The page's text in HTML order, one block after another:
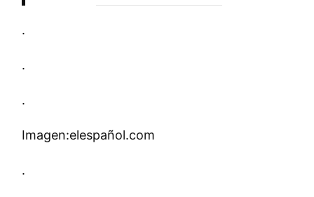
.
.
.
Imagen:elespañol.com
.